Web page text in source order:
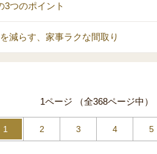
3つのポイント
減らす、家事ラクな間取り
1ページ （全368ページ中）
1 2 3 4 5